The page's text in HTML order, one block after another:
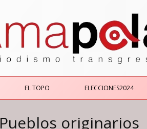
EL TOPO ELECCIONES2024
Pueblos originarios